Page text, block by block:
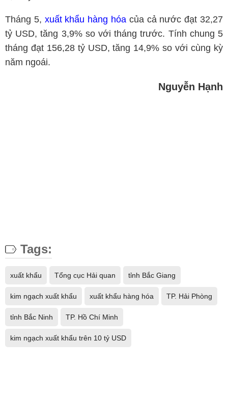
Tháng 5, xuất khẩu hàng hóa của cả nước đạt 32,27
tỷ USD, tăng 3,9% so với tháng trước. Tính chung 5
tháng đạt 156,28 tỷ USD, tăng 14,9% so với cùng kỳ
năm ngoái.
Nguyễn Hạnh
Tags:
xuất khẩu Tổng cục Hải quan tỉnh Bắc Giang
kim ngạch xuất khẩu xuất khẩu hàng hóa TP. Hải Phòng
tỉnh Bắc Ninh TP. Hồ Chí Minh
kim ngạch xuất khẩu trên 10 tỷ USD